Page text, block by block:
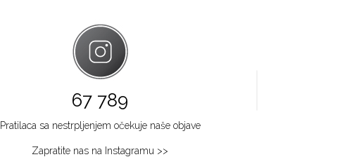
67 789
Pratilaca sa nestrpljenjem očekuje naše objave
Zapratite nas na Instagramu >>